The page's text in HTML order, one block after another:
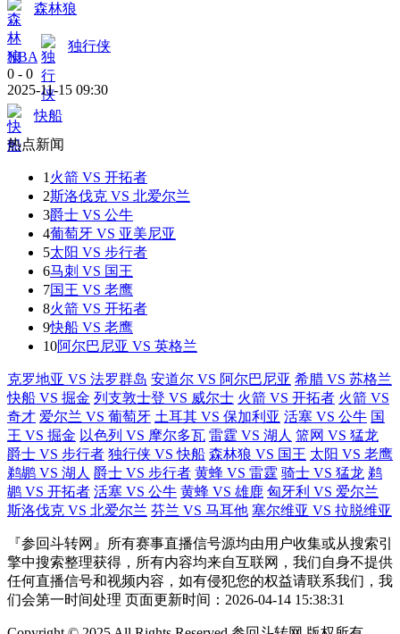
森林狼
NBA
独行侠
0 - 0
2025-11-15 09:30
快船
热点新闻
1 火箭 VS 开拓者
2斯洛伐克 VS 北爱尔兰
3爵士 VS 公牛
4葡萄牙 VS 亚美尼亚
5太阳 VS 步行者
6马刺 VS 国王
7国王 VS 老鹰
8火箭 VS 开拓者
9快船 VS 老鹰
10阿尔巴尼亚 VS 英格兰
克罗地亚 VS 法罗群岛 安道尔 VS 阿尔巴尼亚 希腊 VS 苏格兰
快船 VS 掘金 列支敦士登 VS 威尔士 火箭 VS 开拓者 火箭 VS
奇才 爱尔兰 VS 葡萄牙 土耳其 VS 保加利亚 活塞 VS 公牛 国
王 VS 掘金 以色列 VS 摩尔多瓦 雷霆 VS 湖人 篮网 VS 猛龙
爵士 VS 步行者 独行侠 VS 快船 森林狼 VS 国王 太阳 VS 老鹰
鹈鹕 VS 湖人 爵士 VS 步行者 黄蜂 VS 雷霆 骑士 VS 猛龙 鹈
鹕 VS 开拓者 活塞 VS 公牛 黄蜂 VS 雄鹿 匈牙利 VS 爱尔兰
斯洛伐克 VS 北爱尔兰 芬兰 VS 马耳他 塞尔维亚 VS 拉脱维亚
『参回斗转网』所有赛事直播信号源均由用户收集或从搜索引
擎中搜索整理获得，所有内容均来自互联网，我们自身不提供
任何直播信号和视频内容，如有侵犯您的权益请联系我们，我
们会第一时间处理 页面更新时间：2026-04-14 15:38:31